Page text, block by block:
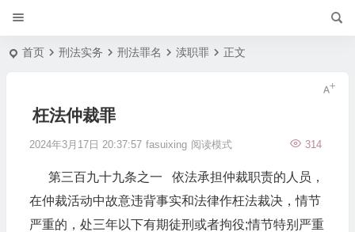
首页 刑法实务 刑法罪名 渎职罪 正文
枉法仲裁罪
2024年3月17日 20:37:57 fasuixing 314
阅读模式
第三百九十九条之一 依法承担仲裁职责的人员，
在仲裁活动中故意违背事实和法律作枉法裁决，情节
严重的，处三年以下有期徒刑或者拘役;情节特别严重